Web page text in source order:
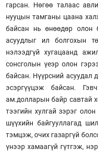
гарсан. Нөгөө талаас
нууцын тамганы цаана
байсан нь өнөөдөр олон
асуудлыг ил болгохын
нэлээдгүй хугацаанд
сонсголын үеэр олон
байсан. Нүүрсний асуудал
эсэргүүцэж байсан.
ам.долларын байр савтай
тээгийн хулгай зэрэг
шүүхийн байгууллагад
тэмцэж, очих газаргүй
үнээр хамаагүй гүтгэж,